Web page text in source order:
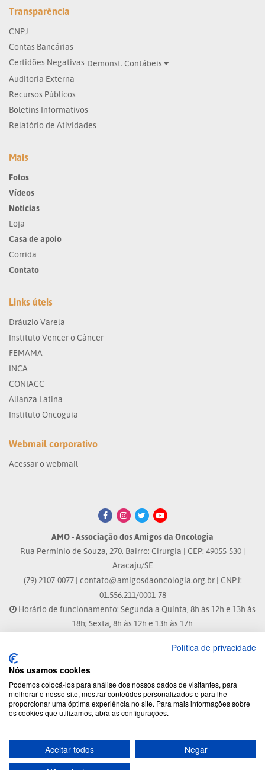
Transparência
CNPJ
Contas Bancárias
Certidões Negativas Demonst. Contábeis
Auditoria Externa
Recursos Públicos
Boletins Informativos
Relatório de Atividades
Mais
Fotos
Vídeos
Notícias
Loja
Casa de apoio
Corrida
Contato
Links úteis
Dráuzio Varela
Instituto Vencer o Câncer
FEMAMA
INCA
CONIACC
Alianza Latina
Instituto Oncoguia
Webmail corporativo
Acessar o webmail
AMO - Associação dos Amigos da Oncologia
Rua Permínio de Souza, 270. Bairro: Cirurgia | CEP: 49055-530 |
Aracaju/SE
(79) 2107-0077 | contato@amigosdaoncologia.org.br| CNPJ:
01.556.211/0001-78
Horário de funcionamento: Segunda a Quinta, 8h às 12h e 13h às
18h; Sexta, 8h às 12h e 13h às 17h
Site atualizado em: 07/08/2026 às 17:25h
® Marca Registrada
© 2026 - Todos os direitos reservados.
Desenvolvido por:
Política de privacidade
Nós usamos cookies
Podemos colocá-los para análise dos nossos dados de visitantes, para
melhorar o nosso site, mostrar conteúdos personalizados e para lhe
proporcionar uma óptima experiência no site. Para mais informações sobre
os cookies que utilizamos, abra as configurações.
Aceitar todos
Negar